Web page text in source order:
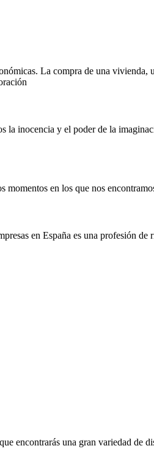
La compra de una
la inocencia y el poder de la
en los que nos
en España es una profesión
encontrarás una gran variedad